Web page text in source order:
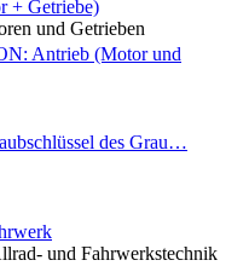
+ Getriebe)
und Getrieben
Antrieb (Motor und
des Grau…
und Fahrwerkstechnik